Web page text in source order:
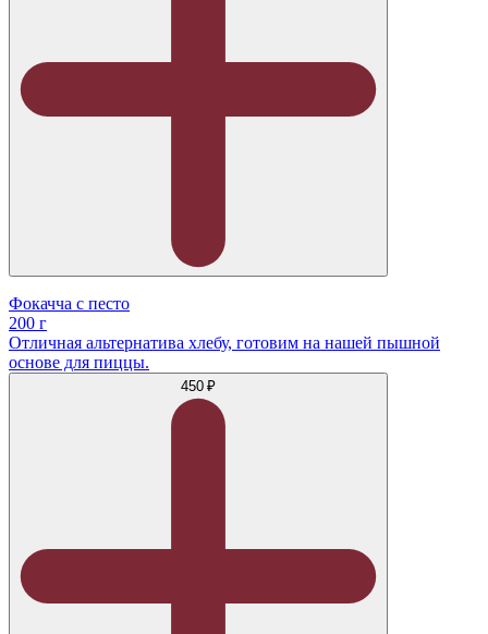
Фокачча с песто
200 г
Отличная альтернатива хлебу, готовим на нашей пышной
основе для пиццы.
450 ₽